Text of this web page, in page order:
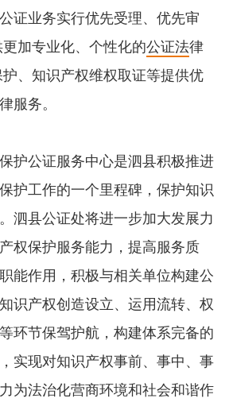
证业务实行优先受理、优先审
加专业化、个性化的公证法律
、知识产权维权取证等提供优
律服务。
护公证服务中心是泗县积极推进
护工作的一个里程碑，保护知识
泗县公证处将进一步加大发展力
权保护服务能力，提高服务质
能作用，积极与相关单位构建公
识产权创造设立、运用流转、权
环节保驾护航，构建体系完备的
实现对知识产权事前、事中、事
为法治化营商环境和社会和谐作